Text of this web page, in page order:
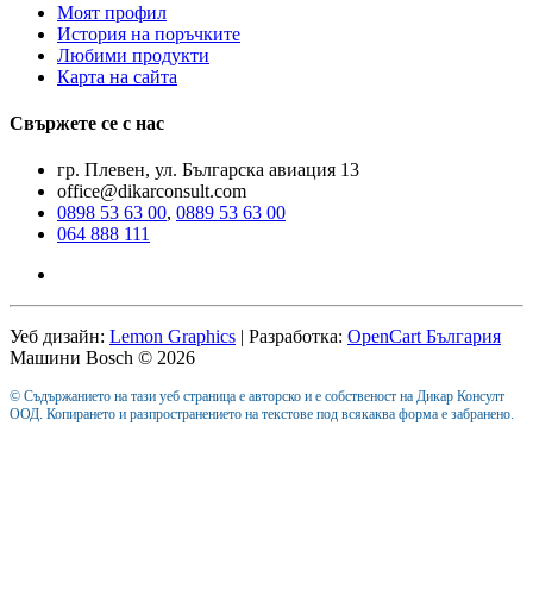
Моят профил
История на поръчките
Любими продукти
Карта на сайта
Свържете се с нас
гр. Плевен, ул. Българска авиация 13
office@dikarconsult.com
0898 53 63 00, 0889 53 63 00
064 888 111
Уеб дизайн: Lemon Graphics | Разработка: OpenCart България
Машини Bosch © 2026
© Съдържанието на тази уеб страница е авторско и е собственост на Дикар Консулт
ООД. Копирането и разпространението на текстове под всякаква форма е забранено.